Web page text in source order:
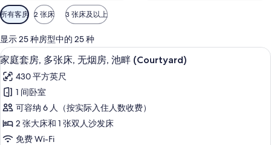
可
用
的
客
房
筛
选
条
所有客房 2 张床 3 张床及以上
显示 25 种房型中的 25 种
显
示
家
庭
套
房,
客房内保险箱、遮光窗帘、熨斗/熨衣
11
家庭套房, 多张床, 无烟房, 池畔 (Courtyard)
430 平方英尺
1 间卧室
可容纳 6 人（按实际入住人数收费）
2 张大床和 1 张双人沙发床
免费 Wi-Fi